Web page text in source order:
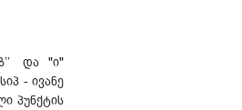
და "ი"
- ივანე
პუნქტის